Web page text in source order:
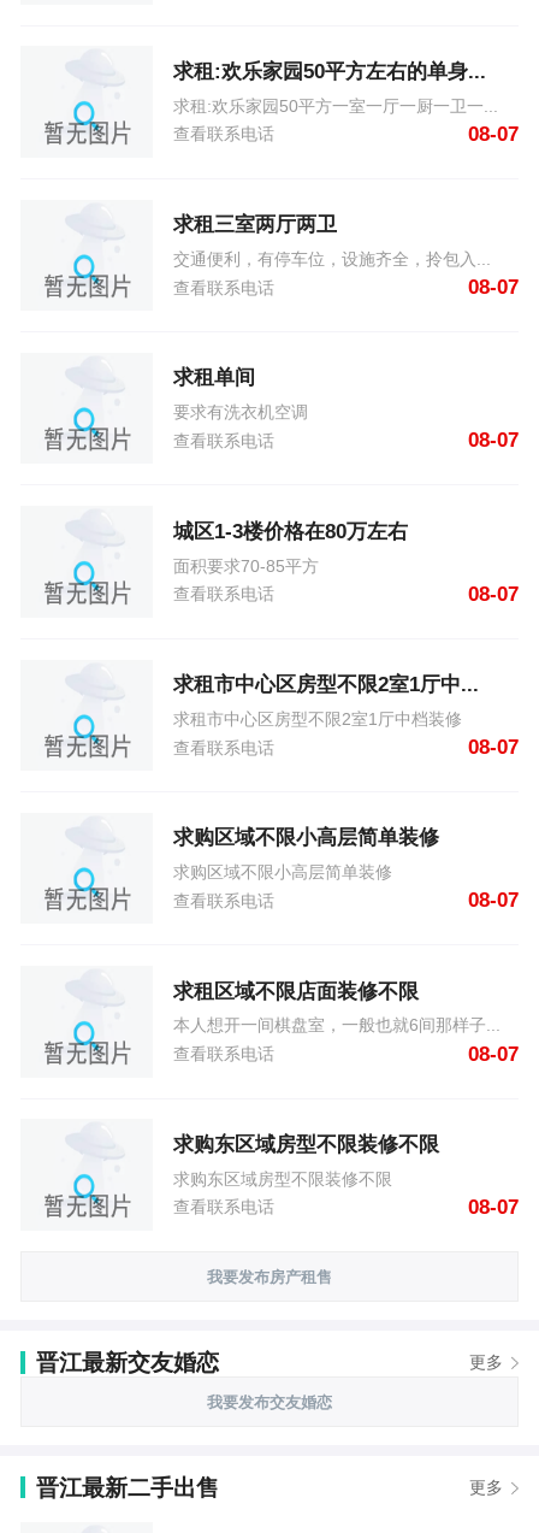
求租:欢乐家园50平方左右的单身...
求租:欢乐家园50平方一室一厅一厨一卫一...
查看联系电话
08-07
求租三室两厅两卫
交通便利，有停车位，设施齐全，拎包入...
查看联系电话
08-07
求租单间
要求有洗衣机空调
查看联系电话
08-07
城区1-3楼价格在80万左右
面积要求70-85平方
查看联系电话
08-07
求租市中心区房型不限2室1厅中...
求租市中心区房型不限2室1厅中档装修
查看联系电话
08-07
求购区域不限小高层简单装修
求购区域不限小高层简单装修
查看联系电话
08-07
求租区域不限店面装修不限
本人想开一间棋盘室，一般也就6间那样子...
查看联系电话
08-07
求购东区域房型不限装修不限
求购东区域房型不限装修不限
查看联系电话
08-07
我要发布房产租售
晋江最新交友婚恋 更多
我要发布交友婚恋
晋江最新二手出售 更多